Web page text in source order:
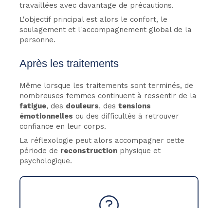
travaillées avec davantage de précautions.
L'objectif principal est alors le confort, le
soulagement et l'accompagnement global de la
personne.
Après les traitements
Même lorsque les traitements sont terminés, de
nombreuses femmes continuent à ressentir de la
fatigue, des douleurs, des tensions
émotionnelles ou des difficultés à retrouver
confiance en leur corps.
La réflexologie peut alors accompagner cette
période de reconstruction physique et
psychologique.